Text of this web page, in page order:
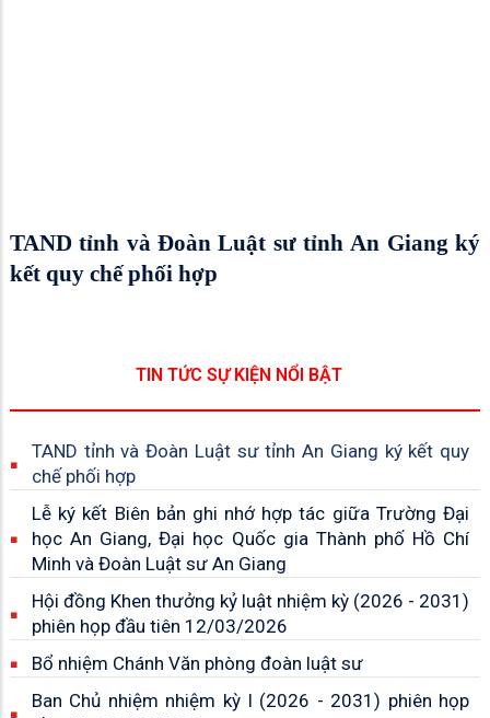
TAND tỉnh và Đoàn Luật sư tỉnh An Giang ký
kết quy chế phối hợp
TIN TỨC SỰ KIỆN NỔI BẬT
TAND tỉnh và Đoàn Luật sư tỉnh An Giang ký kết quy
chế phối hợp
Lễ ký kết Biên bản ghi nhớ hợp tác giữa Trường Đại
học An Giang, Đại học Quốc gia Thành phố Hồ Chí
Minh và Đoàn Luật sư An Giang
Hội đồng Khen thưởng kỷ luật nhiệm kỳ (2026 - 2031)
phiên họp đầu tiên 12/03/2026
Bổ nhiệm Chánh Văn phòng đoàn luật sư
Ban Chủ nhiệm nhiệm kỳ I (2026 - 2031) phiên họp